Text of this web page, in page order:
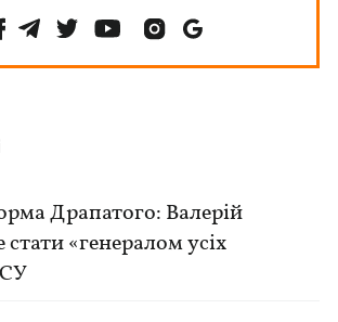
Драпатого: Валерій
«генералом усіх